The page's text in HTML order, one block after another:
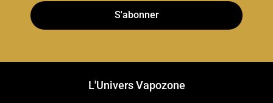
S'abonner
L'Univers Vapozone